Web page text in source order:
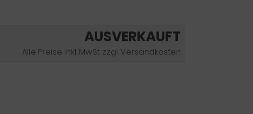
AUSVERKAUFT
Alle Preise inkl. MwSt. zzgl. Versandkosten